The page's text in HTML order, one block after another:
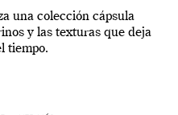
una colección cápsula
y las texturas que deja
tiempo.